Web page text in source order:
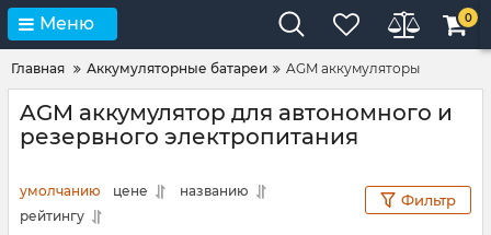
Меню 0
Главная Аккумуляторные батареи AGM аккумуляторы
AGM аккумулятор для автономного и
резервного электропитания
умолчанию цене
названию
рейтингу
Фильтр